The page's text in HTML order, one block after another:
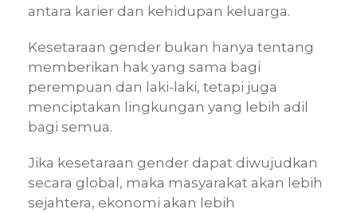
antara karier dan kehidupan keluarga.
Kesetaraan gender bukan hanya tentang
memberikan hak yang sama bagi
perempuan dan laki-laki, tetapi juga
menciptakan lingkungan yang lebih adil
bagi semua.
Jika kesetaraan gender dapat diwujudkan
secara global, maka masyarakat akan lebih
sejahtera, ekonomi akan lebih